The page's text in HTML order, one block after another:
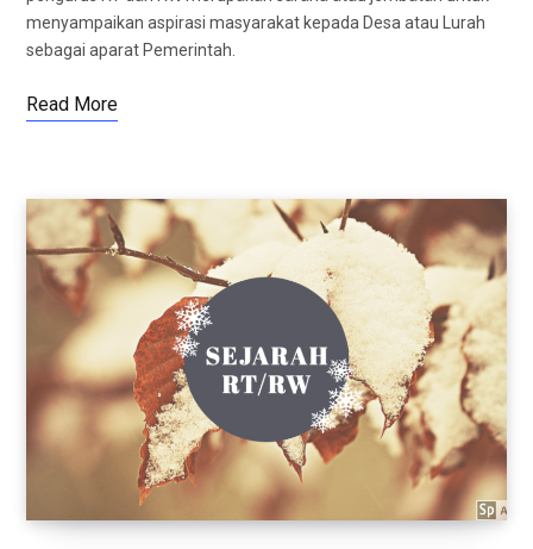
menyampaikan aspirasi masyarakat kepada Desa atau Lurah
sebagai aparat Pemerintah.
Read More